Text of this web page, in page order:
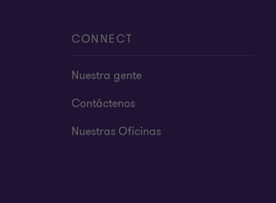
CONNECT
Nuestra gente
Contáctenos
Nuestras Oficinas